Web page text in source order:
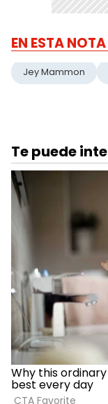
EN ESTA NOTA
Jey Mammon